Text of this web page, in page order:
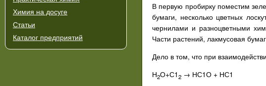
Химия на досуге
Статьи
Каталог предприятий
В первую пробирку поместим
бумаги, несколько цветных
чернилами и разноцветными
Части растений, лакмусовая
Дело в том, что при
Н2О+С12 → НС1О + НС1